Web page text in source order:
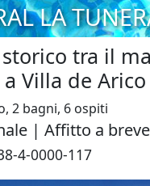
LA
tra il
Villa de Arico
2 bagni, 6 ospiti
| Affitto a
4-0000-117